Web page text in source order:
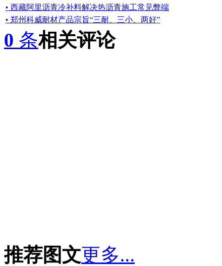
• 西藏阿里沥青冷补料解决热沥青施工常见弊端
• 郑州科威耐材产品宗旨“三耐、三小、两好”
0 条相关评论
推荐图文更多...